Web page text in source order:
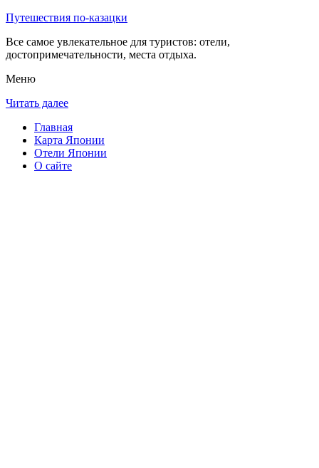
Путешествия по-казацки
Все самое увлекательное для туристов: отели,
достопримечательности, места отдыха.
Меню
Читать далее
Главная
Карта Японии
Отели Японии
О сайте